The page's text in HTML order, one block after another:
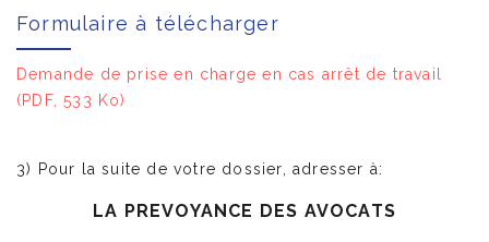
Formulaire à télécharger
Demande de prise en charge en cas arrêt de travail
(PDF, 533 Ko)
3) Pour la suite de votre dossier, adresser à:
LA PREVOYANCE DES AVOCATS